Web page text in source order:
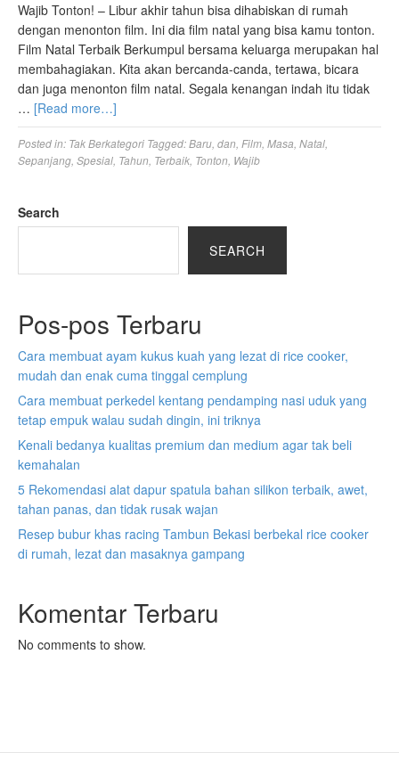
Wajib Tonton! – Libur akhir tahun bisa dihabiskan di rumah
dengan menonton film. Ini dia film natal yang bisa kamu tonton.
Film Natal Terbaik Berkumpul bersama keluarga merupakan hal
membahagiakan. Kita akan bercanda-canda, tertawa, bicara
dan juga menonton film natal. Segala kenangan indah itu tidak
… [Read more…]
Posted in: Tak Berkategori Tagged:Baru dan Film Masa Natal
Sepanjang Spesial Tahun Terbaik Tonton Wajib
Search
SEARCH
Pos-pos Terbaru
Cara membuat ayam kukus kuah yang lezat di rice cooker,
mudah dan enak cuma tinggal cemplung
Cara membuat perkedel kentang pendamping nasi uduk yang
tetap empuk walau sudah dingin, ini triknya
Kenali bedanya kualitas premium dan medium agar tak beli
kemahalan
5 Rekomendasi alat dapur spatula bahan silikon terbaik, awet,
tahan panas, dan tidak rusak wajan
Resep bubur khas racing Tambun Bekasi berbekal rice cooker
di rumah, lezat dan masaknya gampang
Komentar Terbaru
No comments to show.